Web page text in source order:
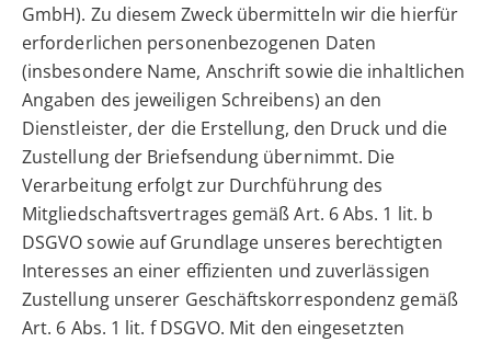
GmbH). Zu diesem Zweck übermitteln wir die hierfür
erforderlichen personenbezogenen Daten
(insbesondere Name, Anschrift sowie die inhaltlichen
Angaben des jeweiligen Schreibens) an den
Dienstleister, der die Erstellung, den Druck und die
Zustellung der Briefsendung übernimmt. Die
Verarbeitung erfolgt zur Durchführung des
Mitgliedschaftsvertrages gemäß Art. 6 Abs. 1 lit. b
DSGVO sowie auf Grundlage unseres berechtigten
Interesses an einer effizienten und zuverlässigen
Zustellung unserer Geschäftskorrespondenz gemäß
Art. 6 Abs. 1 lit. f DSGVO. Mit den eingesetzten